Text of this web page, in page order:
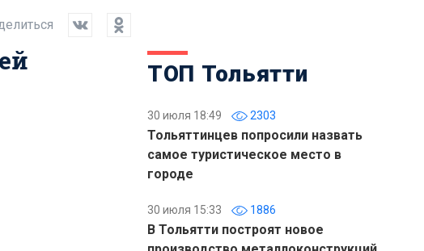
ТОП Тольятти
30 июля 18:49 2303
Тольяттинцев попросили назвать
самое туристическое место в
городе
30 июля 15:33 1886
В Тольятти построят новое